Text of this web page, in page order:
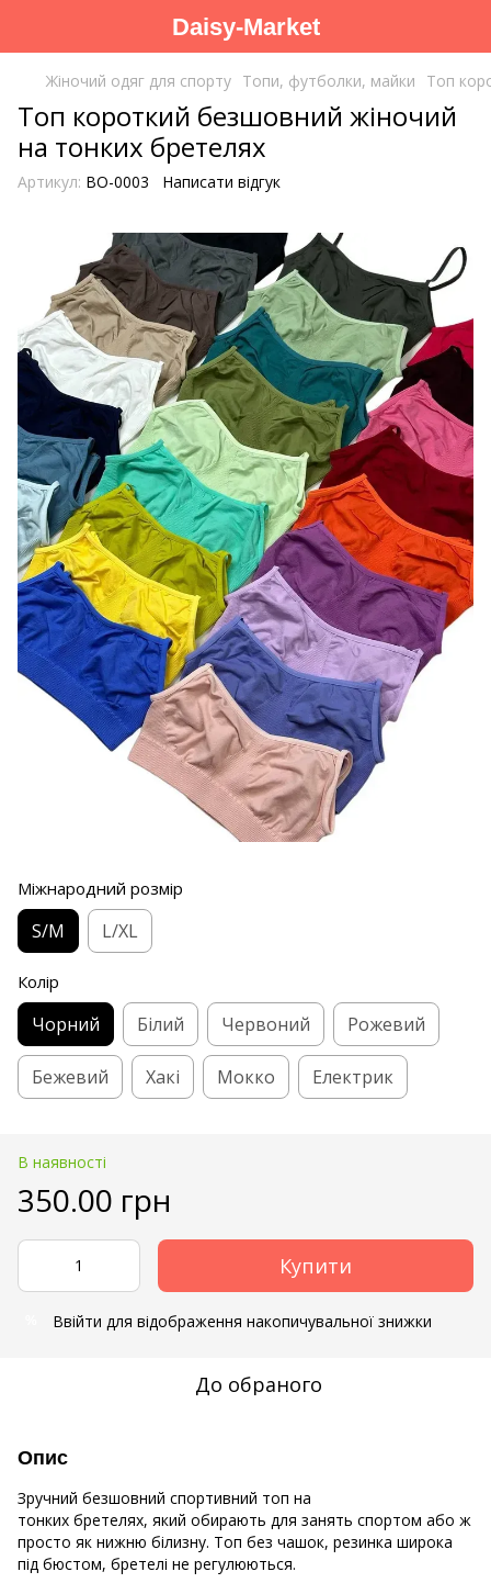
Daisy-Market
Жіночий одяг для спорту Топи, футболки, майки Топ
Топ короткий безшовний жіночий
на тонких бретелях
Артикул: BO-0003 Написати відгук
Міжнародний розмір
S/M L/XL
Колір
Чорний Білий Червоний Рожевий
Бежевий Хакі Мокко Електрик
В наявності
350.00 грн
Купити
Ввійти для відображення накопичувальної знижки
До обраного
Опис
Зручний безшовний спортивний топ на
тонких бретелях, який обирають для занять спортом або ж
просто як нижню білизну. Топ без чашок, резинка широка
під бюстом, бретелі не регулюються.